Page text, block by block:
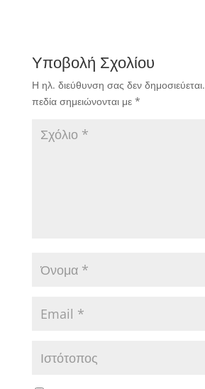
Υποβολή Σχολίου
Η ηλ. διεύθυνση σας δεν δημοσιεύεται.
πεδία σημειώνονται με *